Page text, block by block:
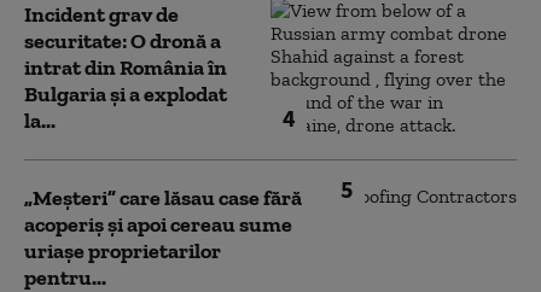
4
Incident grav de
securitate: O dronă a
intrat din România în
Bulgaria şi a explodat
la...
5
„Meșteri” care lăsau case fără
acoperiș și apoi cereau sume
uriașe proprietarilor
pentru...